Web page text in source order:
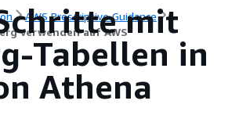
AWS Prescriptive Guidance
verwenden auf AWS mit
Tabellen in
Athena